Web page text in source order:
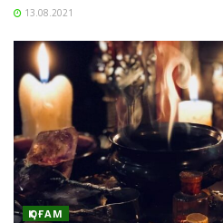
13.08.2021
ҚОҒАМ